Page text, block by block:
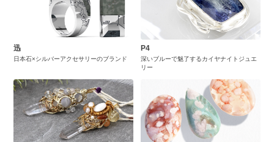
迅
日本石×シルバーアクセサリーのブランド
P4
深いブルーで魅了するカイヤナイトジュエ
リー